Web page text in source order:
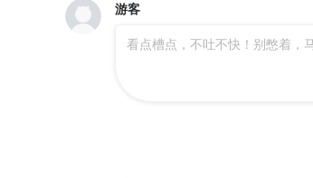
游客
看点槽点，不吐不快！别憋着，